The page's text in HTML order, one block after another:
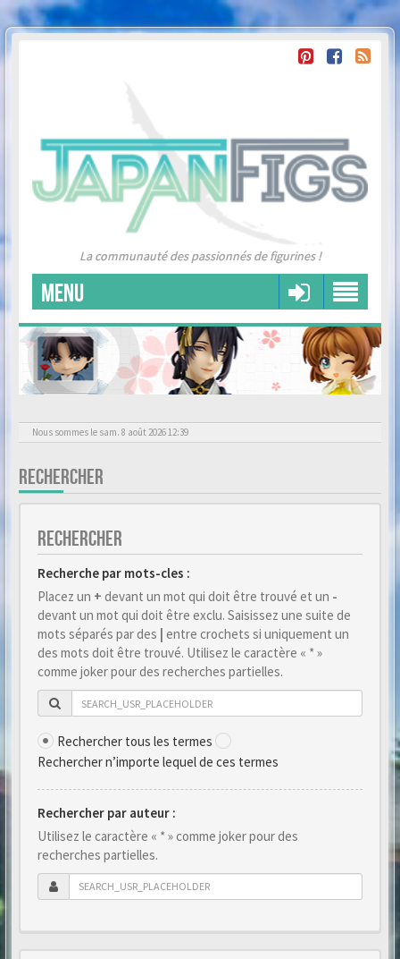
La communauté des passionnés de figurines !
MENU
Nous sommes le sam. 8 août 2026 12:39
RECHERCHER
RECHERCHER
Recherche par mots-cles :
Placez un + devant un mot qui doit être trouvé et un -
devant un mot qui doit être exclu. Saisissez une suite de
mots séparés par des | entre crochets si uniquement un
des mots doit être trouvé. Utilisez le caractère « * »
comme joker pour des recherches partielles.
Rechercher tous les termes
Rechercher n’importe lequel de ces termes
Rechercher par auteur :
Utilisez le caractère « * » comme joker pour des
recherches partielles.